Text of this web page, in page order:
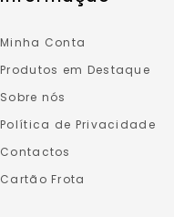
Minha Conta
Produtos em Destaque
Sobre nós
Política de Privacidade
Contactos
Cartão Frota